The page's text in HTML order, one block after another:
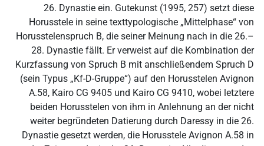
26. Dynastie ein. Gutekunst (1995, 257) setzt diese
Horusstele in seine texttypologische „Mittelphase“ von
Horusstelenspruch B, die seiner Meinung nach in die 26.–
28. Dynastie fällt. Er verweist auf die Kombination der
Kurzfassung von Spruch B mit anschließendem Spruch D
(sein Typus „Kf-D-Gruppe“) auf den Horusstelen Avignon
A.58, Kairo CG 9405 und Kairo CG 9410, wobei letztere
beiden Horusstelen von ihm in Anlehnung an der nicht
weiter begründeten Datierung durch Daressy in die 26.
Dynastie gesetzt werden, die Horusstele Avignon A.58 in